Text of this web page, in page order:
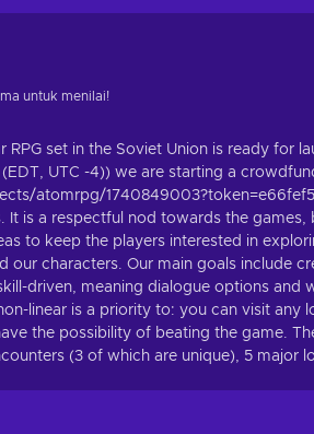
untuk menilai!
RPG set in the Soviet Union is ready for
UTC -4)) we are starting a
atomrpg/
It is a respectful nod towards the
to keep the players interested in
our characters. Our main goals include
driven, meaning dialogue options
linear is a priority to: you can visit any
the possibility of beating the game.
(3 of which are unique), 5 major